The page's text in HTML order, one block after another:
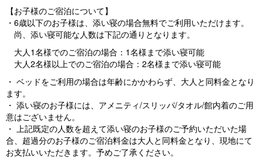
【お子様のご宿泊について】
・6歳以下のお子様は、添い寝の場合無料でご利用いただけます。
尚、添い寝可能な人数は下記の通りとなります。
大人1名様でのご宿泊の場合：1名様まで添い寝可能
大人2名様以上でのご宿泊の場合：2名様まで添い寝可能
・ ベッドをご利用の場合は年齢にかかわらず、大人と同料金となり
ます。
・ 添い寝のお子様には、アメニティ/スリッパ/タオル/館内着のご用
意はございません。
・ 上記既定の人数を超えて添い寝のお子様のご予約いただいた場
合、超過分のお子様のご宿泊料金は大人と同料金となり、現地にて
お支払いいただきます。予めご了承ください。